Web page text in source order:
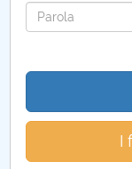
Admitere
Admitere
Password
I